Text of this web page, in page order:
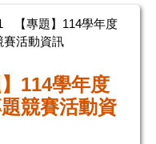
【專題】114學年度
賽活動資訊
】114學年度
競賽活動資